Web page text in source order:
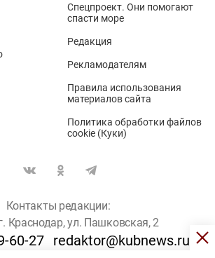
Спецпроект. Они помогают
спасти море
Редакция
Рекламодателям
Правила использования
материалов сайта
Политика обработки файлов
cookie (Куки)
Контакты редакции:
Краснодар, ул. Пашковская, 2
60-27 redaktor@kubnews.ru